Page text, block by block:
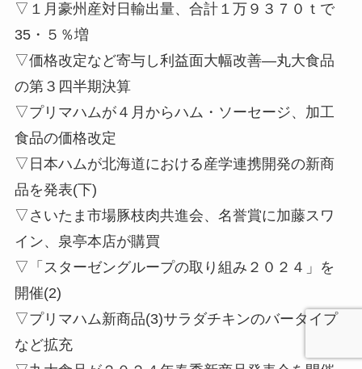
▽１月豪州産対日輸出量、合計１万９３７０ｔで
35・５％増
▽価格改定など寄与し利益面大幅改善—丸大食品
の第３四半期決算
▽プリマハムが４月からハム・ソーセージ、加工
食品の価格改定
▽日本ハムが北海道における産学連携開発の新商
品を発表(下)
▽さいたま市場豚枝肉共進会、名誉賞に加藤スワ
イン、泉亭本店が購買
▽「スターゼングループの取り組み２０２４」を
開催(2)
▽プリマハム新商品(3)サラダチキンのバータイプ
など拡充